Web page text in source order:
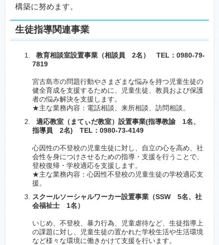
構築に努めます。
生徒指導関連事業
教育相談室設置事業（相談員 2名） TEL：0980-79-
7819
宮古島市の問題行動やさまざまな悩みを持つ児童生徒の
健全育成を支援するために、児童生徒、教員および保護
者の悩み解決を支援します。
★主な業務内容：電話相談、来所相談、訪問相談。
適応教室（まてぃだ教室）設置事業(指導教諭 1名、
指導員 2名) TEL：0980-73-4149
心因性の不登校の児童生徒に対し、自立の心を高め、社
会性を身につけさせるための指導・支援を行うことで、
登校復帰・学校適応を支援します。
★主な業務内容：心因性不登校の児童生徒の学校適応支
援。
スクールソーシャルワーカー設置事業（SSW 5名、社
会福祉士 1名）
いじめ、不登校、暴力行為、児童虐待など、生徒指導上
の課題に対し、児童生徒の置かれた学校生活や生活環境
など様々な環境に働きかけて支援を行います。